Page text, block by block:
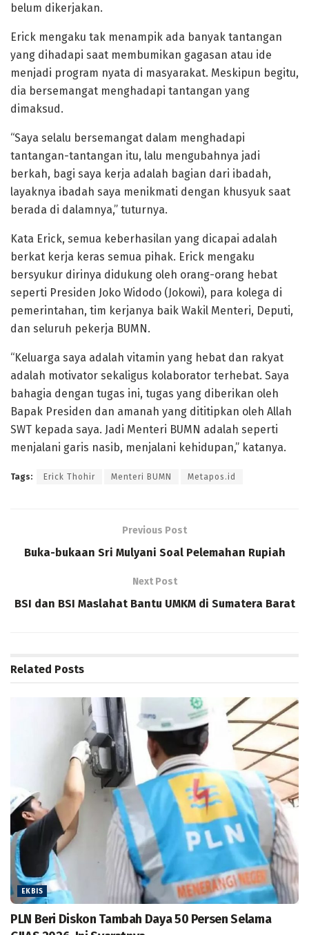
belum dikerjakan.
Erick mengaku tak menampik ada banyak tantangan
yang dihadapi saat membumikan gagasan atau ide
menjadi program nyata di masyarakat. Meskipun begitu,
dia bersemangat menghadapi tantangan yang
dimaksud.
“Saya selalu bersemangat dalam menghadapi
tantangan-tantangan itu, lalu mengubahnya jadi
berkah, bagi saya kerja adalah bagian dari ibadah,
layaknya ibadah saya menikmati dengan khusyuk saat
berada di dalamnya,” tuturnya.
Kata Erick, semua keberhasilan yang dicapai adalah
berkat kerja keras semua pihak. Erick mengaku
bersyukur dirinya didukung oleh orang-orang hebat
seperti Presiden Joko Widodo (Jokowi), para kolega di
pemerintahan, tim kerjanya baik Wakil Menteri, Deputi,
dan seluruh pekerja BUMN.
“Keluarga saya adalah vitamin yang hebat dan rakyat
adalah motivator sekaligus kolaborator terhebat. Saya
bahagia dengan tugas ini, tugas yang diberikan oleh
Bapak Presiden dan amanah yang dititipkan oleh Allah
SWT kepada saya. Jadi Menteri BUMN adalah seperti
menjalani garis nasib, menjalani kehidupan,” katanya.
Tags: Erick Thohir Menteri BUMN Metapos.id
Previous Post
Buka-bukaan Sri Mulyani Soal Pelemahan Rupiah
Next Post
BSI dan BSI Maslahat Bantu UMKM di Sumatera Barat
Related Posts
EKBIS
PLN Beri Diskon Tambah Daya 50 Persen Selama